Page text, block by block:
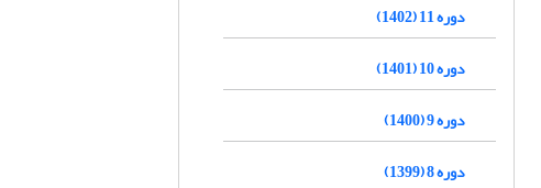
دوره 11 (1402)
دوره 10 (1401)
دوره 9 (1400)
دوره 8 (1399)